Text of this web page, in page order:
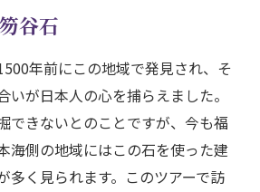
谷石
年前にこの地域で発見され、そ
いが日本人の心を捕らえました。
できないとのことですが、今も福
海側の地域にはこの石を使った建
多く見られます。このツアーで訪